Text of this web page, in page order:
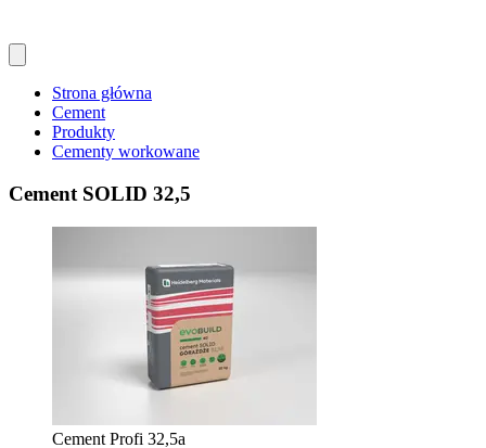
Strona główna
Cement
Produkty
Cementy workowane
Cement SOLID 32,5
Cement Profi 32,5a